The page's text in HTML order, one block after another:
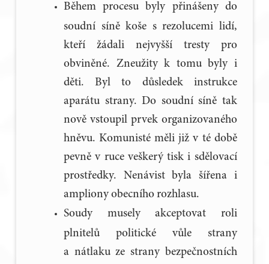
Během procesu byly přinášeny do
soudní síně koše s rezolucemi lidí,
kteří žádali nejvyšší tresty pro
obviněné. Zneužity k tomu byly i
děti. Byl to důsledek instrukce
aparátu strany. Do soudní síně tak
nově vstoupil prvek organizovaného
hněvu. Komunisté měli již v té době
pevně v ruce veškerý tisk i sdělovací
prostředky. Nenávist byla šířena i
ampliony obecního rozhlasu.
Soudy musely akceptovat roli
plnitelů politické vůle strany
a nátlaku ze strany bezpečnostních